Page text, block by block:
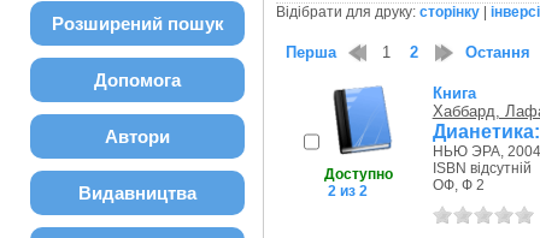
Розширений пошук
Допомога
Автори
Видавництва
Відібрати для друку: сторінку|
Перша 1 2 Остання
Доступно
2 из 2
Книга
Хаббард,
НЬЮ ЭРА,
ISBN відсутній
ОФ, Ф 2